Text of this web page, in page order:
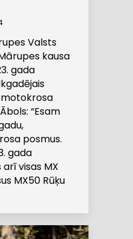
Valsts
kausa
gada
motokrosa
“Esam
posmus.
gada
visas MX
MX50 Rūķu